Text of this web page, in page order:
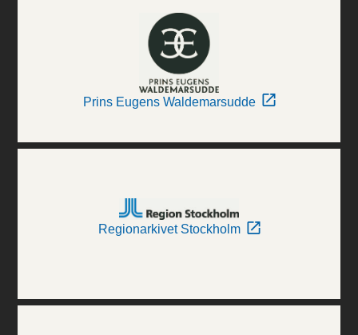
Prins Eugens Waldemarsudde
Regionarkivet Stockholm